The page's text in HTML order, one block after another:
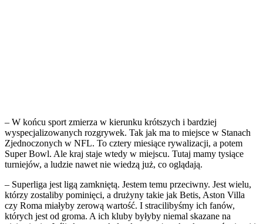
– W końcu sport zmierza w kierunku krótszych i bardziej
wyspecjalizowanych rozgrywek. Tak jak ma to miejsce w Stanach
Zjednoczonych w NFL. To cztery miesiące rywalizacji, a potem
Super Bowl. Ale kraj staje wtedy w miejscu. Tutaj mamy tysiące
turniejów, a ludzie nawet nie wiedzą już, co oglądają.
– Superliga jest ligą zamkniętą. Jestem temu przeciwny. Jest wielu,
którzy zostaliby pominięci, a drużyny takie jak Betis, Aston Villa
czy Roma miałyby zerową wartość. I stracilibyśmy ich fanów,
których jest od groma. A ich kluby byłyby niemal skazane na